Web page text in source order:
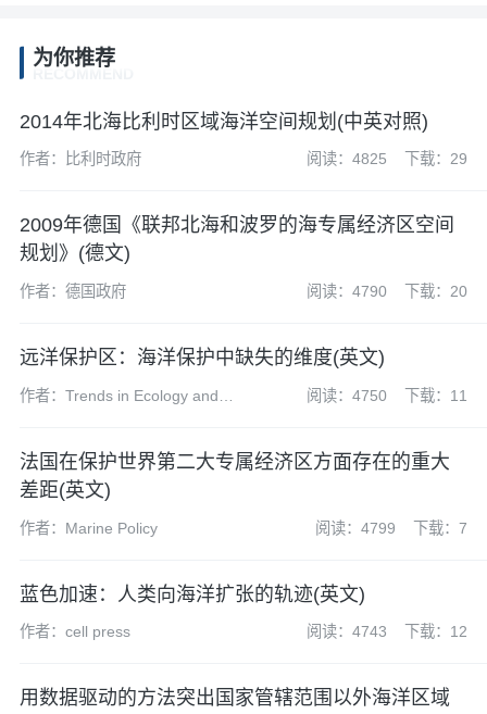
为你推荐
2014年北海比利时区域海洋空间规划(中英对照)
作者：比利时政府 阅读：4825 下载：29
2009年德国《联邦北海和波罗的海专属经济区空间
规划》(德文)
作者：德国政府 阅读：4790 下载：20
远洋保护区：海洋保护中缺失的维度(英文)
作者：Trends in Ecology and
阅读：4750 下载：11
法国在保护世界第二大专属经济区方面存在的重大
差距(英文)
作者：Marine Policy 阅读：4799 下载：7
蓝色加速：人类向海洋扩张的轨迹(英文)
作者：cell press 阅读：4743 下载：12
用数据驱动的方法突出国家管辖范围以外海洋区域